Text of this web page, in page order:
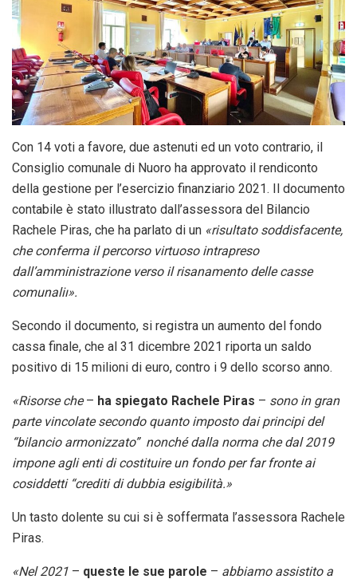
Con 14 voti a favore, due astenuti ed un voto contrario, il
Consiglio comunale di Nuoro ha approvato il rendiconto
della gestione per l’esercizio finanziario 2021. Il documento
contabile è stato illustrato dall’assessora del Bilancio
Rachele Piras, che ha parlato di un «risultato soddisfacente,
che conferma il percorso virtuoso intrapreso
dall’amministrazione verso il risanamento delle casse
comunaliı».
Secondo il documento, si registra un aumento del fondo
cassa finale, che al 31 dicembre 2021 riporta un saldo
positivo di 15 milioni di euro, contro i 9 dello scorso anno.
«Risorse che– ha spiegato Rachele Piras – sono in gran
parte vincolate secondo quanto imposto dai principi del
“bilancio armonizzato” nonché dalla norma che dal 2019
impone agli enti di costituire un fondo per far fronte ai
cosiddetti “crediti di dubbia esigibilità.»
Un tasto dolente su cui si è soffermata l’assessora Rachele
Piras.
«Nel 2021 – queste le sue parole – abbiamo assistito a